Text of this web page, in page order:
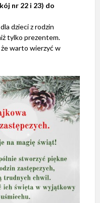
nr 22 i 23) do
dzieci z rodzin
tylko prezentem.
warto wierzyć w